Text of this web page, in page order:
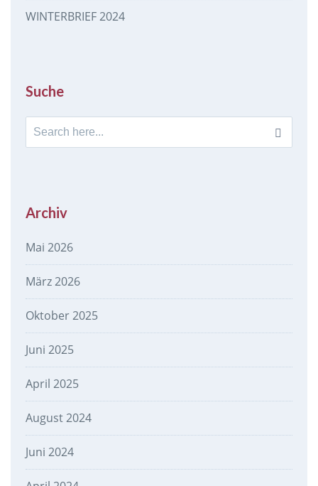
WINTERBRIEF 2024
Suche
Search
for:
Archiv
Mai 2026
März 2026
Oktober 2025
Juni 2025
April 2025
August 2024
Juni 2024